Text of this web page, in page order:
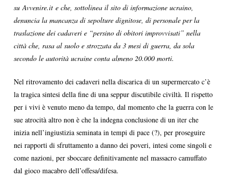
su Avvenire.it e che, sottolinea il sito di informazione ucraino,
denuncia la mancanza di sepolture dignitose, di personale per la
traslazione dei cadaveri e “persino di obitori improvvisati” nella
città che, rasa al suolo e strozzata da 3 mesi di guerra, da sola
secondo le autorità ucraine conta almeno 20.000 morti.
Nel ritrovamento dei cadaveri nella discarica di un supermercato c’è
la tragica sintesi della fine di una seppur discutibile civiltà. Il rispetto
per i vivi è venuto meno da tempo, dal momento che la guerra con le
sue atrocità altro non è che la indegna conclusione di un iter che
inizia nell’ingiustizia seminata in tempi di pace (?), per proseguire
nei rapporti di sfruttamento a danno dei poveri, intesi come singoli e
come nazioni, per sboccare definitivamente nel massacro camuffato
dal gioco macabro dell’offesa/difesa.